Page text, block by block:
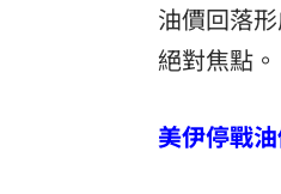
油價回落
絕對焦點。
美伊停戰